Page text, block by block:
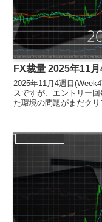
FX裁量 2025年11
2025年11月4週目
スですが、エントリー
た環境の問題がまだク